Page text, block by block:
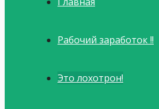
Рабочий заработок !!
Это лохотрон!